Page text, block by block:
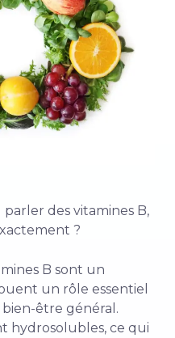
des vitamines B,
?
B sont un
un rôle essentiel
être général.
hydrosolubles, ce qui